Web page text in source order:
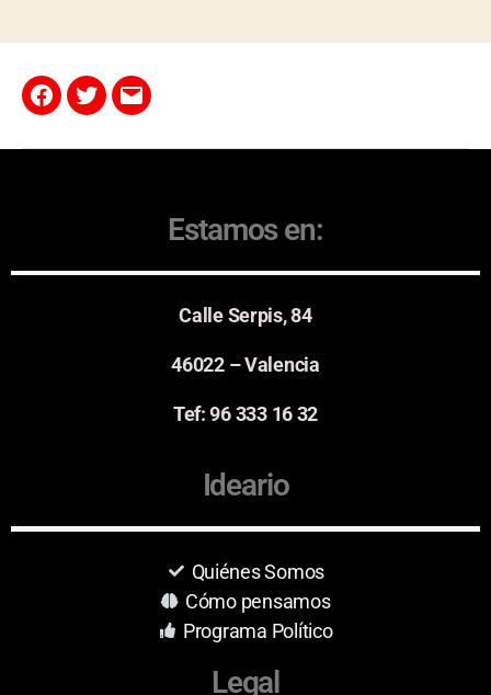
Estamos en:
Calle Serpis, 84
46022 – Valencia
Tef: 96 333 16 32
Ideario
Quiénes Somos
Cómo pensamos
Programa Político
Legal